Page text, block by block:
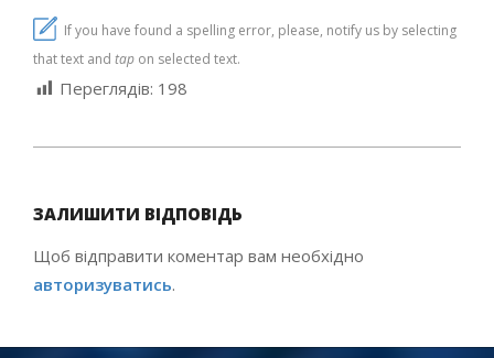
If you have found a spelling error, please, notify us by selecting
that text and tap on selected text.
Переглядів: 198
20
ЗАЛИШИТИ ВІДПОВІДЬ
Щоб відправити коментар вам необхідно
авторизуватись.